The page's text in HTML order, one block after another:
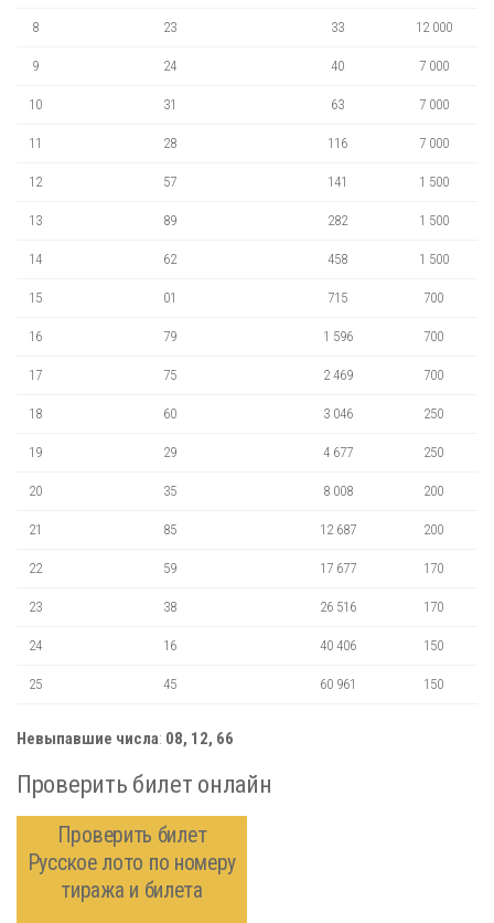
8 23 33 12 000
9 24 40 7 000
10 31 63 7 000
11 28 116 7 000
12 57 141 1 500
13 89 282 1 500
14 62 458 1 500
15 01 715 700
16 79 1 596 700
17 75 2 469 700
18 60 3 046 250
19 29 4 677 250
20 35 8 008 200
21 85 12 687 200
22 59 17 677 170
23 38 26 516 170
24 16 40 406 150
25 45 60 961 150
Невыпавшие числа: 08, 12, 66
Проверить билет онлайн
Проверить билет
Русское лото по номеру
тиража и билета